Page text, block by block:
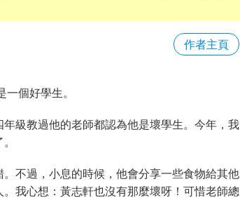
作者主頁
個好學生。
級教過他的老師都認為他是壞學生。今年，我
不過，小息的時候，他會分享一些食物給其他
我心想：黃志軒也沒有那麼壞呀！可惜老師總